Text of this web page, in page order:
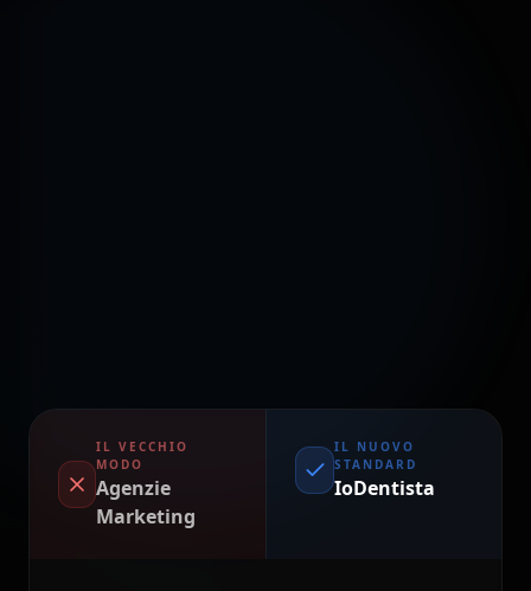
IL VECCHIO
MODO
Agenzie
Marketing
IL NUOVO
STANDARD
IoDentista